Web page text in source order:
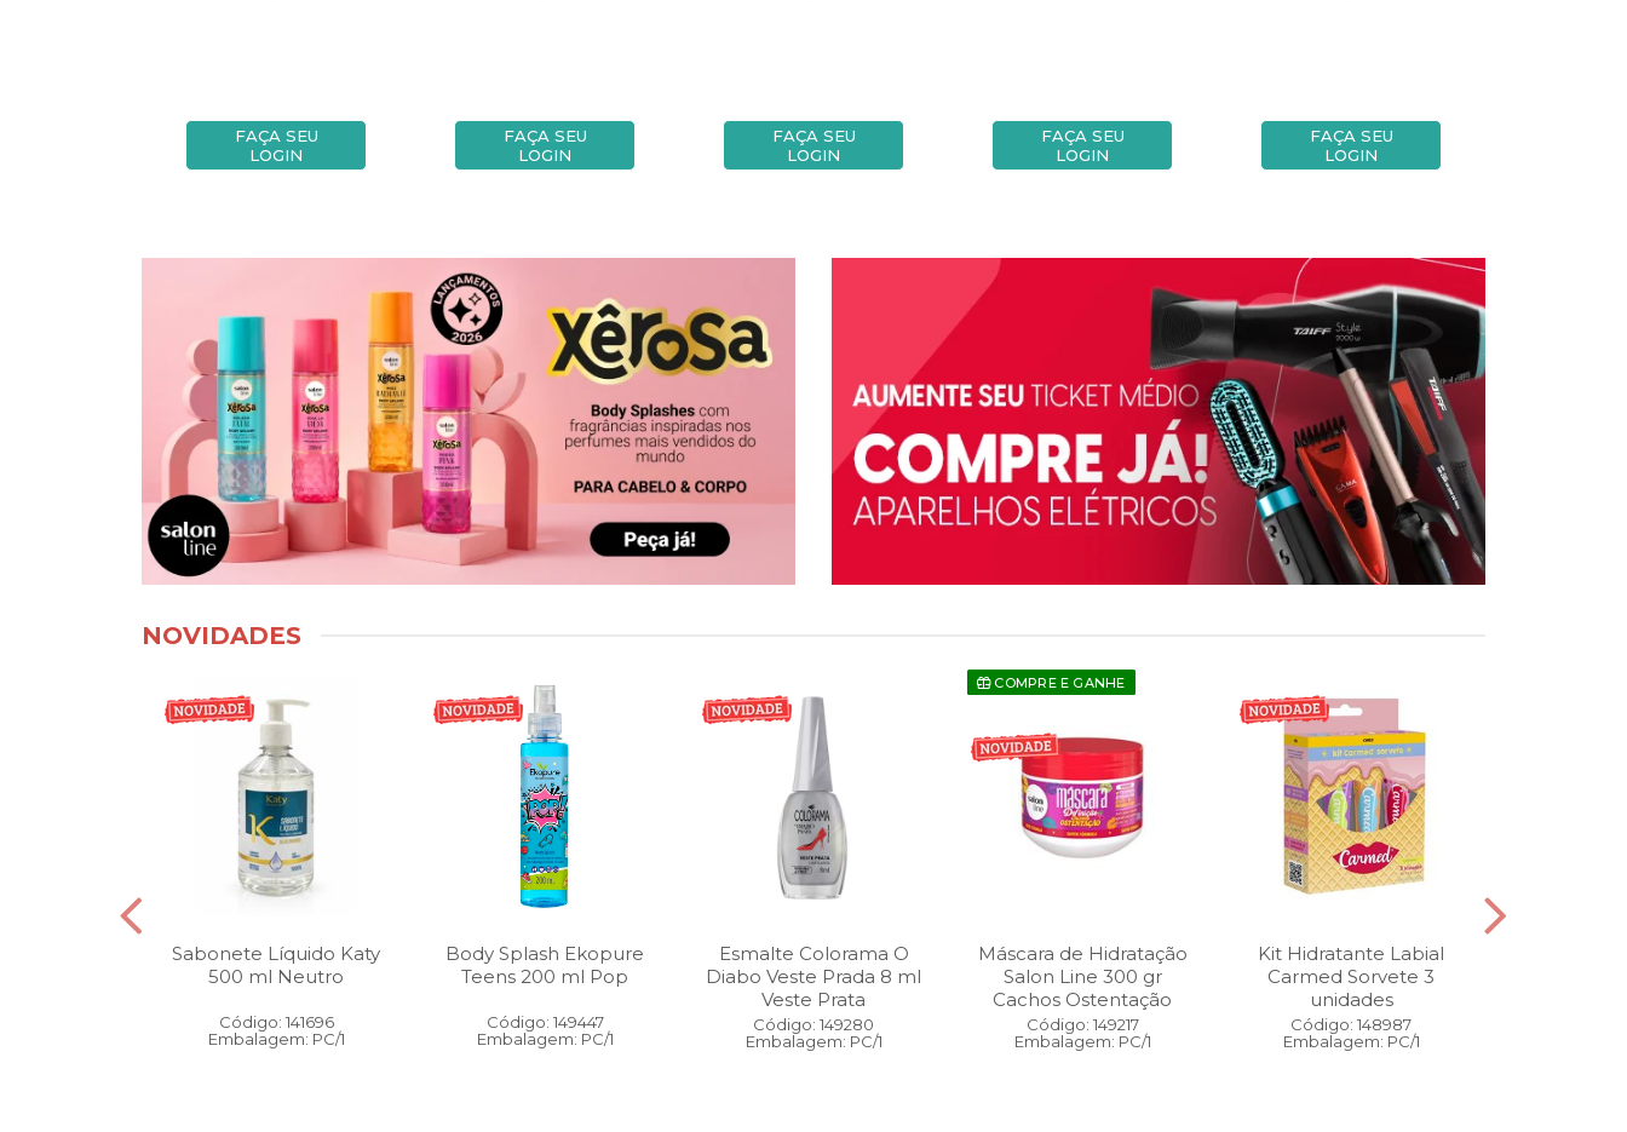
FAÇA SEU
LOGIN
FAÇA SEU
LOGIN
FAÇA SEU
LOGIN
FAÇA SEU
LOGIN
FAÇA SEU
LOGIN
NOVIDADES
Sabonete Líquido Katy
500 ml Neutro
Código: 141696
Embalagem: PC/1
Body Splash Ekopure
Teens 200 ml Pop
Código: 149447
Embalagem: PC/1
Esmalte Colorama O
Diabo Veste Prada 8 ml
Veste Prata
Código: 149280
Embalagem: PC/1
COMPRE E GANHE
Máscara de Hidratação
Salon Line 300 gr
Cachos Ostentação
Código: 149217
Embalagem: PC/1
Kit Hidratante Labial
Carmed Sorvete 3
unidades
Código: 148987
Embalagem: PC/1